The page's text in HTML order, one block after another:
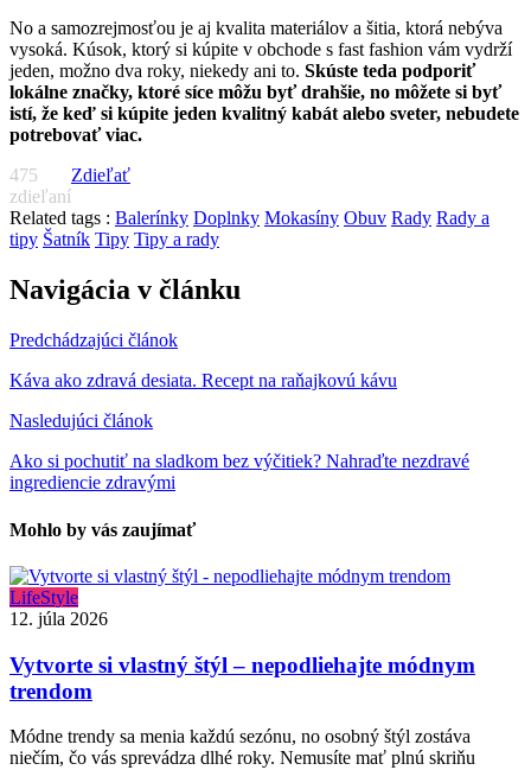
No a samozrejmosťou je aj kvalita materiálov a šitia, ktorá nebýva
vysoká. Kúsok, ktorý si kúpite v obchode s fast fashion vám vydrží
jeden, možno dva roky, niekedy ani to. Skúste teda podporiť
lokálne značky, ktoré síce môžu byť drahšie, no môžete si byť
istí, že keď si kúpite jeden kvalitný kabát alebo sveter, nebudete
potrebovať viac.
475
zdieľaní
Zdieľať
Related tags : Balerínky Doplnky Mokasíny Obuv Rady Rady a
tipy Šatník Tipy Tipy a rady
Navigácia v článku
Predchádzajúci článok
Káva ako zdravá desiata. Recept na raňajkovú kávu
Nasledujúci článok
Ako si pochutiť na sladkom bez výčitiek? Nahraďte nezdravé
ingrediencie zdravými
Mohlo by vás zaujímať
LifeStyle
12. júla 2026
Vytvorte si vlastný štýl – nepodliehajte módnym
trendom
Módne trendy sa menia každú sezónu, no osobný štýl zostáva
niečím, čo vás sprevádza dlhé roky. Nemusíte mať plnú skriňu